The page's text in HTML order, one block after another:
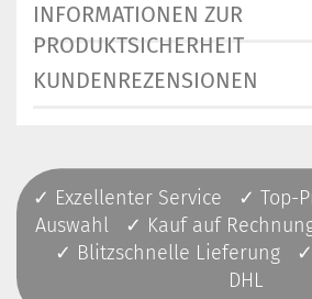
INFORMATIONEN ZUR
PRODUKTSICHERHEIT
KUNDENREZENSIONEN
✓ Exzellenter Service ✓ Top-
Auswahl ✓ Kauf auf
✓ Blitzschnelle Lieferung ✓
DHL